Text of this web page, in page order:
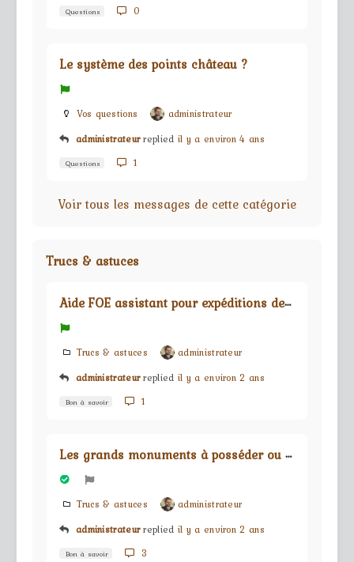
Questions 0
Le système des points château ?
Vos questions
administrateur
administrateur replied il y a environ 4 ans
Questions 1
Voir tous les messages de cette catégorie
Trucs & astuces
A
ide FOE assistant pour expéditions de guilde
Trucs & astuces
administrateur
administrateur replied il y a environ 2 ans
Bon à savoir 1
L
es grands monuments à posséder ou à fuir !
Trucs & astuces
administrateur
administrateur replied il y a environ 2 ans
Bon à savoir 3